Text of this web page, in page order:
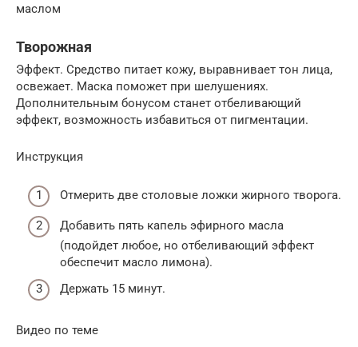
маслом
Творожная
Эффект. Средство питает кожу, выравнивает тон лица,
освежает. Маска поможет при шелушениях.
Дополнительным бонусом станет отбеливающий
эффект, возможность избавиться от пигментации.
Инструкция
Отмерить две столовые ложки жирного творога.
Добавить пять капель эфирного масла
(подойдет любое, но отбеливающий эффект
обеспечит масло лимона).
Держать 15 минут.
Видео по теме